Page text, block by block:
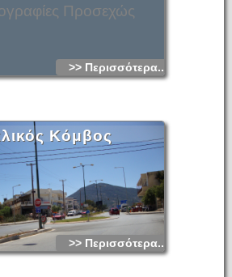
Προσεχώς
>> Περισσότερα...
Κόμβος
>> Περισσότερα...